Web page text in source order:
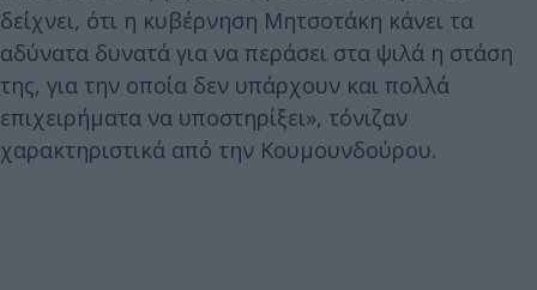
δείχνει, ότι η κυβέρνηση Μητσοτάκη κάνει τα
αδύνατα δυνατά για να περάσει στα ψιλά η στάση
της, για την οποία δεν υπάρχουν και πολλά
επιχειρήματα να υποστηρίξει», τόνιζαν
χαρακτηριστικά από την Κουμουνδούρου.